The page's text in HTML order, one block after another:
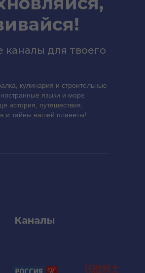
кулинария и строительные
языки и море
история, путешествия,
и тайны нашей планеты!
для твоего
Каналы